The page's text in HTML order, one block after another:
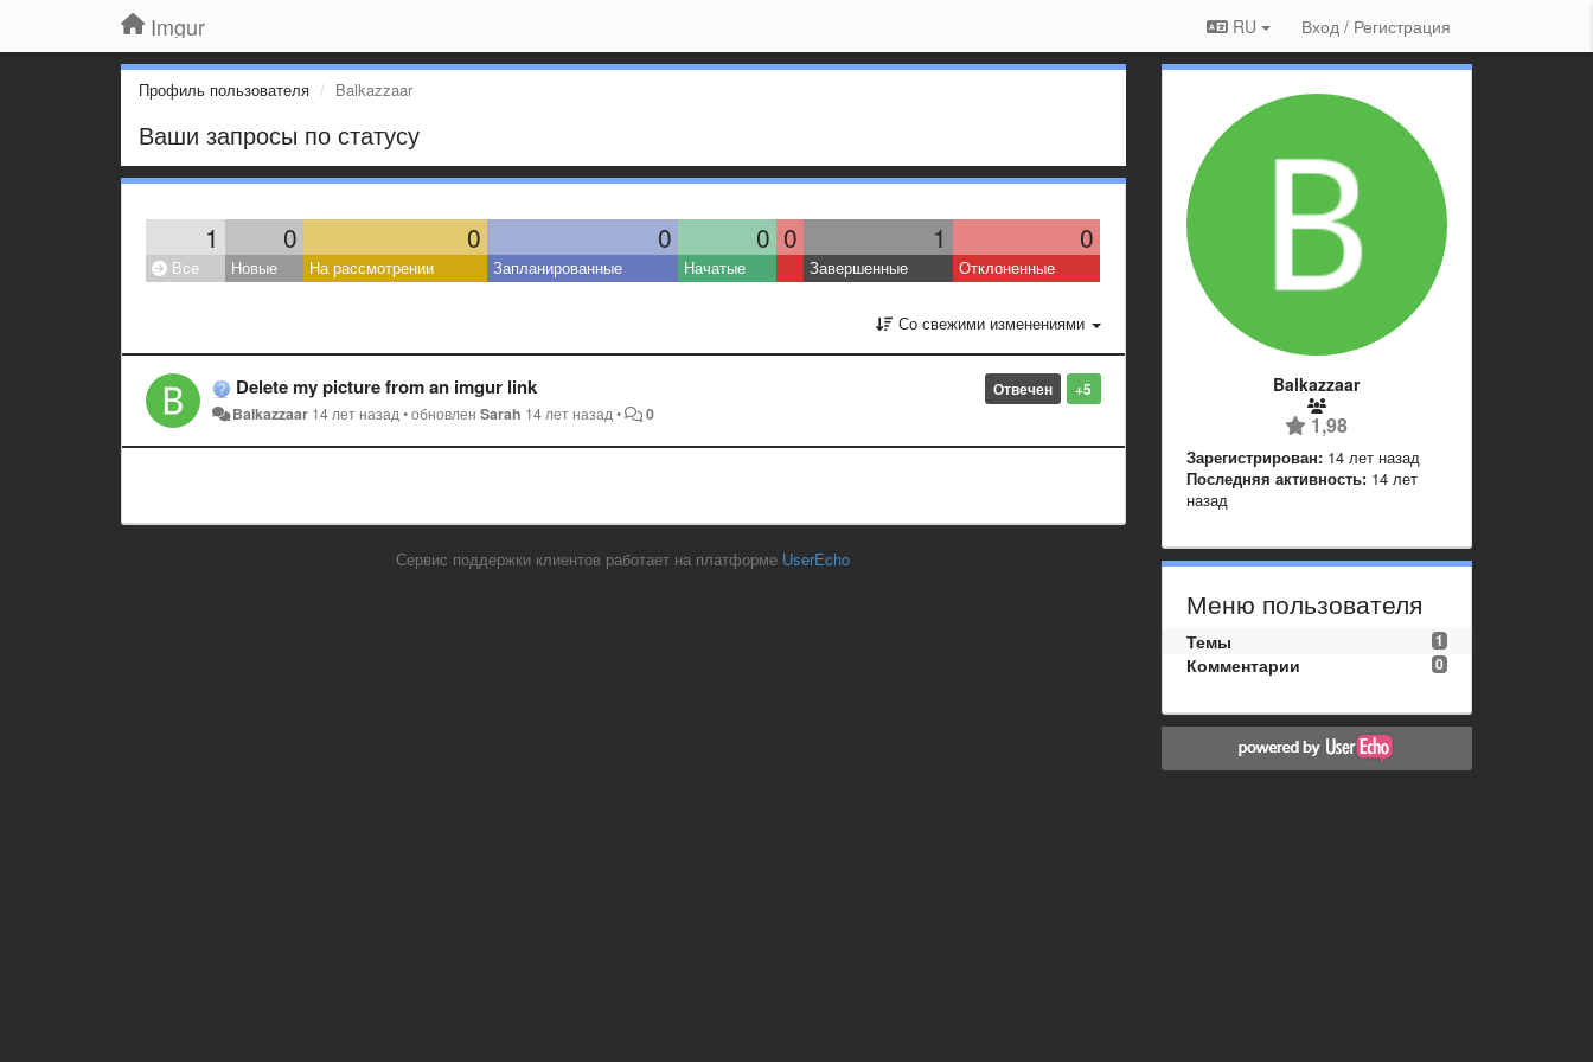
Imgur RU Вход / Регистрация
Профиль пользователя Balkazzaar
Ваши запросы по статусу
1 0 0 0 0 0 1 0
Все Новые На рассмотрении Запланированные Начатые Завершенные Отклоненные
Со свежими изменениями
+5
Отвечен
Delete my picture from an imgur link
Balkazzaar 14 лет назад•обновленSarah 14 лет назад• 0
Сервис поддержки клиентов работает на платформе UserEcho
Balkazzaar
1,98
Зарегистрирован: 14 лет назад
Последняя активность: 14 лет
назад
Меню пользователя
1
Темы
0
Комментарии